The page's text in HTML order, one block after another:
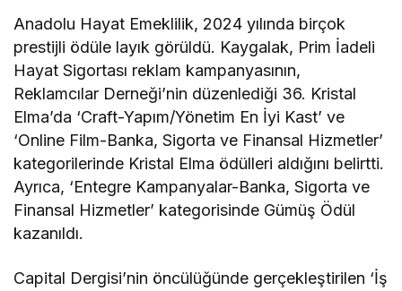
Anadolu Hayat Emeklilik, 2024 yılında birçok
prestijli ödüle layık görüldü. Kaygalak, Prim İadeli
Hayat Sigortası reklam kampanyasının,
Reklamcılar Derneği’nin düzenlediği 36. Kristal
Elma’da ‘Craft-Yapım/Yönetim En İyi Kast’ ve
‘Online Film-Banka, Sigorta ve Finansal Hizmetler’
kategorilerinde Kristal Elma ödülleri aldığını belirtti.
Ayrıca, ‘Entegre Kampanyalar-Banka, Sigorta ve
Finansal Hizmetler’ kategorisinde Gümüş Ödül
kazanıldı.
Capital Dergisi’nin öncülüğünde gerçekleştirilen ‘İş